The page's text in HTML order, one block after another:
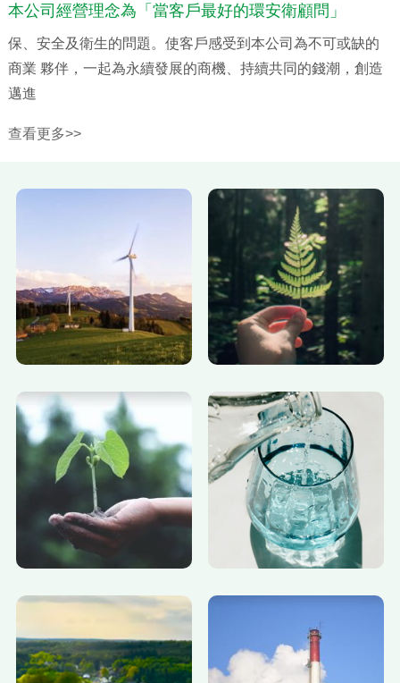
本公司經營理念為「當客戶最好的環安衛顧問」
保、安全及衛生的問題。使客戶感受到本公司為不可或缺的
商業 夥伴，一起為永續發展的商機、持續共同的錢潮，創造
邁進
查看更多>>